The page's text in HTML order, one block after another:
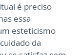
é preciso
essa
esteticismo
da